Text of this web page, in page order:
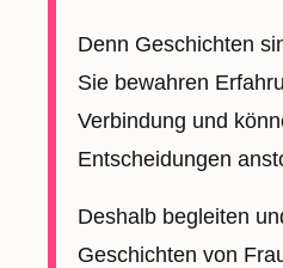
Denn Geschichten
Sie bewahren
Verbindung und
Entscheidungen
Deshalb begleiten
Geschichten von